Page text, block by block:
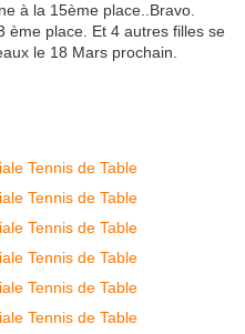
à la 15ème place..Bravo.
ème place. Et 4 autres filles se
le 18 Mars prochain.